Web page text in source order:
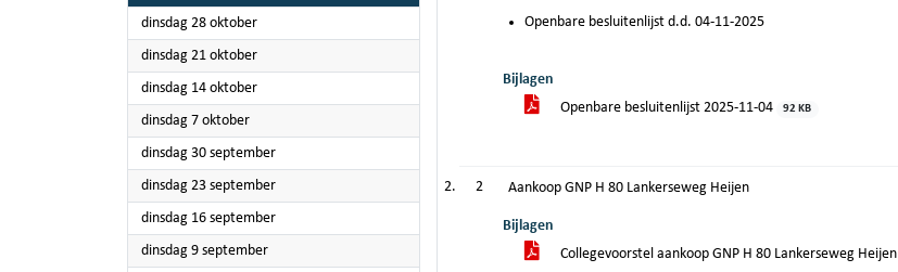
dinsdag 28 oktober2025
dinsdag 21 oktober2025
dinsdag 14 oktober2025
dinsdag 7 oktober2025
dinsdag 30 september2025
dinsdag 23 september2025
dinsdag 16 september2025
dinsdag 9 september2025
Openbare besluitenlijst d.d. 04-11-2025
Bijlagen
Openbare besluitenlijst 2025-11-04
92 KB
2 Aankoop GNP H 80 Lankerseweg Heijen
Bijlagen
Collegevoorstel aankoop GNP H 80 Lankerseweg Heijen